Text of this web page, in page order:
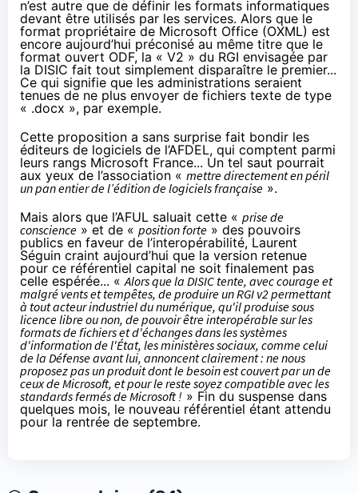
n’est autre que de définir les formats informatiques
devant être utilisés par les services. Alors que le
format propriétaire de Microsoft Office (OXML) est
encore aujourd’hui préconisé au même titre que le
format ouvert ODF, la « V2 » du RGI envisagée par
la DISIC fait tout simplement disparaître le premier...
Ce qui signifie que les administrations seraient
tenues de ne plus envoyer de fichiers texte de type
« .docx », par exemple.
Cette proposition a sans surprise fait bondir les
éditeurs de logiciels de l’AFDEL, qui comptent parmi
leurs rangs Microsoft France... Un tel saut pourrait
aux yeux de l’association « mettre directement en péril
un pan entier de l’édition de logiciels française ».
Mais alors que l’AFUL saluait cette « prise de
conscience » et de « position forte » des pouvoirs
publics en faveur de l’interopérabilité, Laurent
Séguin craint aujourd’hui que la version retenue
pour ce référentiel capital ne soit finalement pas
celle espérée... «Alors que la DISIC tente, avec courage et
malgré vents et tempêtes, de produire un RGI v2 permettant
à tout acteur industriel du numérique, qu'il produise sous
licence libre ou non, de pouvoir être interopérable sur les
formats de fichiers et d'échanges dans les systèmes
d'information de l'État, les ministères sociaux, comme celui
de la Défense avant lui, annoncent clairement : ne nous
proposez pas un produit dont le besoin est couvert par un de
ceux de Microsoft, et pour le reste soyez compatible avec les
standards fermés de Microsoft ! » Fin du suspense dans
quelques mois, le nouveau référentiel étant attendu
pour la rentrée de septembre.